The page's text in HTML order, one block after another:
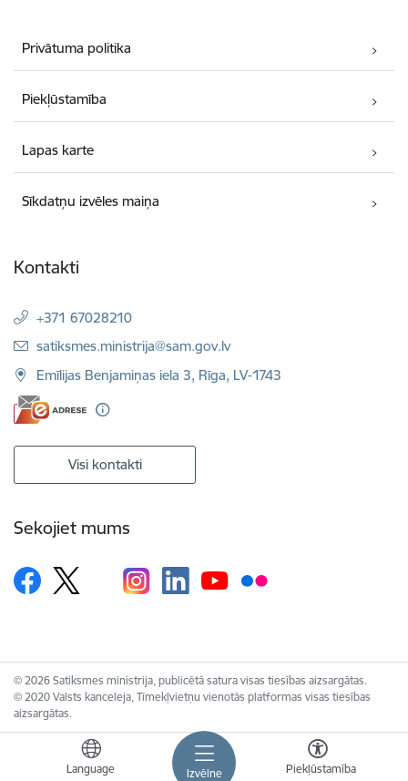
Izvēlne
Language Piekļūstamība
Privātuma politika
Piekļūstamība
Lapas karte
Sīkdatņu izvēles maiņa
Kontakti
+371 67028210
E-pasts:
satiksmes.ministrija@sam.gov.lv
Emīlijas Benjamiņas iela 3, Rīga, LV-1743
Visi kontakti
Sekojiet mums
© 2026 Satiksmes ministrija, publicētā satura visas tiesības aizsargātas.
© 2020 Valsts kanceleja, Tīmekļvietņu vienotās platformas visas tiesības
aizsargātas.